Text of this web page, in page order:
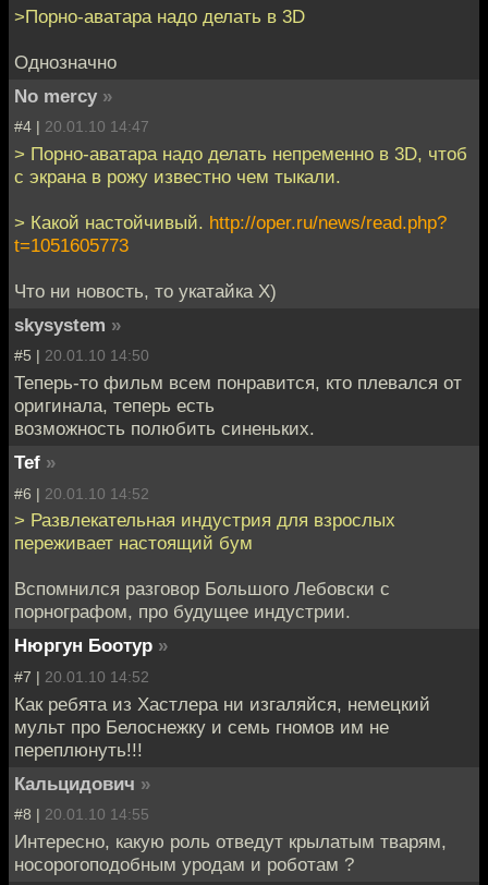
>Порно-аватара надо делать в 3D
Однозначно
No mercy »
#4 | 20.01.10 14:47
> Порно-аватара надо делать непременно в 3D, чтоб
с экрана в рожу известно чем тыкали.
> Какой настойчивый. http://oper.ru/news/read.php?
t=1051605773
Что ни новость, то укатайка X)
skysystem »
#5 | 20.01.10 14:50
Теперь-то фильм всем понравится, кто плевался от
оригинала, теперь есть
возможность полюбить синеньких.
Tef »
#6 | 20.01.10 14:52
> Развлекательная индустрия для взрослых
переживает настоящий бум
Вспомнился разговор Большого Лебовски с
порнографом, про будущее индустрии.
Нюргун Боотур »
#7 | 20.01.10 14:52
Как ребята из Хастлера ни изгаляйся, немецкий
мульт про Белоснежку и семь гномов им не
переплюнуть!!!
Кальцидович »
#8 | 20.01.10 14:55
Интересно, какую роль отведут крылатым тварям,
носорогоподобным уродам и роботам ?